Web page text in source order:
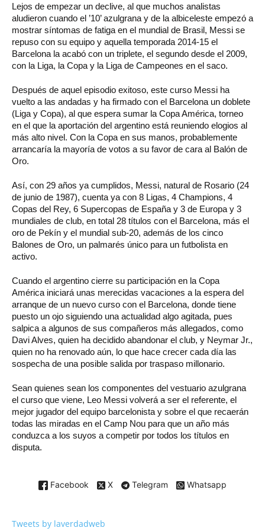
Lejos de empezar un declive, al que muchos analistas
aludieron cuando el ’10’ azulgrana y de la albiceleste empezó a
mostrar síntomas de fatiga en el mundial de Brasil, Messi se
repuso con su equipo y aquella temporada 2014-15 el
Barcelona la acabó con un triplete, el segundo desde el 2009,
con la Liga, la Copa y la Liga de Campeones en el saco.
Después de aquel episodio exitoso, este curso Messi ha
vuelto a las andadas y ha firmado con el Barcelona un doblete
(Liga y Copa), al que espera sumar la Copa América, torneo
en el que la aportación del argentino está reuniendo elogios al
más alto nivel. Con la Copa en sus manos, probablemente
arrancaría la mayoría de votos a su favor de cara al Balón de
Oro.
Así, con 29 años ya cumplidos, Messi, natural de Rosario (24
de junio de 1987), cuenta ya con 8 Ligas, 4 Champions, 4
Copas del Rey, 6 Supercopas de España y 3 de Europa y 3
mundiales de club, en total 28 títulos con el Barcelona, más el
oro de Pekín y el mundial sub-20, además de los cinco
Balones de Oro, un palmarés único para un futbolista en
activo.
Cuando el argentino cierre su participación en la Copa
América iniciará unas merecidas vacaciones a la espera del
arranque de un nuevo curso con el Barcelona, donde tiene
puesto un ojo siguiendo una actualidad algo agitada, pues
salpica a algunos de sus compañeros más allegados, como
Davi Alves, quien ha decidido abandonar el club, y Neymar Jr.,
quien no ha renovado aún, lo que hace crecer cada día las
sospecha de una posible salida por traspaso millonario.
Sean quienes sean los componentes del vestuario azulgrana
el curso que viene, Leo Messi volverá a ser el referente, el
mejor jugador del equipo barcelonista y sobre el que recaerán
todas las miradas en el Camp Nou para que un año más
conduzca a los suyos a competir por todos los títulos en
disputa.
Facebook X Telegram Whatsapp
Tweets by laverdadweb